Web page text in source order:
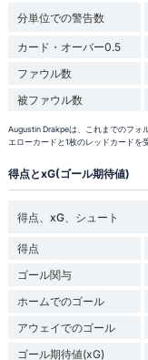
分単位での警告数
カード・オーバー0.5
ファウル数
被ファウル数
Augustin Drakpeは、これまでのフォ
エローカードと1枚のレッドカードを
得点とxG(ゴール期待値)
得点、xG、シュート
得点
ゴール関与
ホームでのゴール
アウェイでのゴール
ゴール期待値(xG)